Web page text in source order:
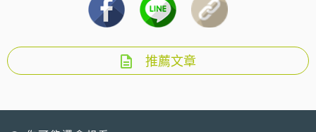
推薦文章